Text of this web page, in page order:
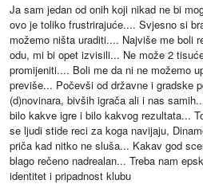
Ja sam jedan od onih koji nikad ne bi
ovo je toliko frustrirajuće.... Svjesno si
možemo ništa uraditi.... Najviše me boli
odu, mi bi opet izvisili... Ne može 2
promijeniti.... Boli me da ni ne možemo
previše... Počevši od državne i gradske
(d)novinara, bivših igrača ali i nas
bilo kakve igre i bilo kakvog rezultata...
se ljudi stide reci za koga navijaju,
priča kad nitko ne sluša... Kakav god
blago rečeno nadrealan... Treba nam
identitet i pripadnost klubu